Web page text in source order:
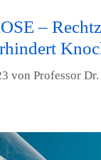
–
von Professor